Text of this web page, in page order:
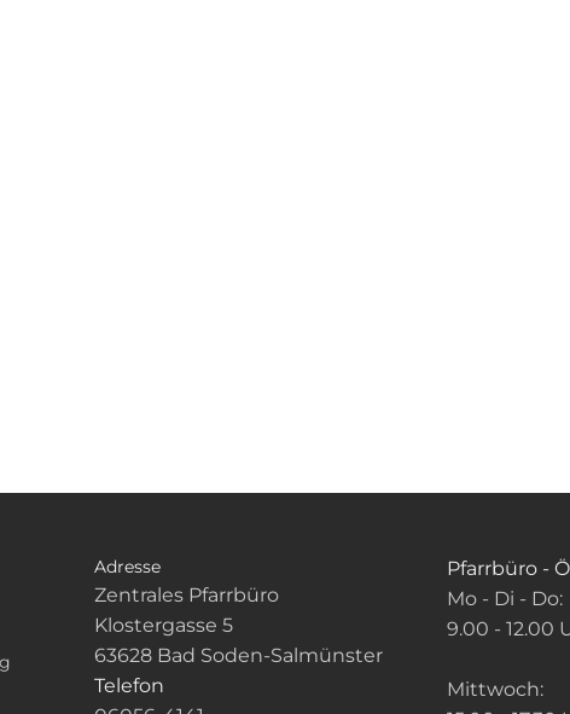
Adresse
Zentrales Pfarrbüro
Klostergasse 5
63628 Bad Soden-Salmünster
Telefon
Pfarrbüro -
Mo - Di - Do:
9.00 - 12.00
Mittwoch: